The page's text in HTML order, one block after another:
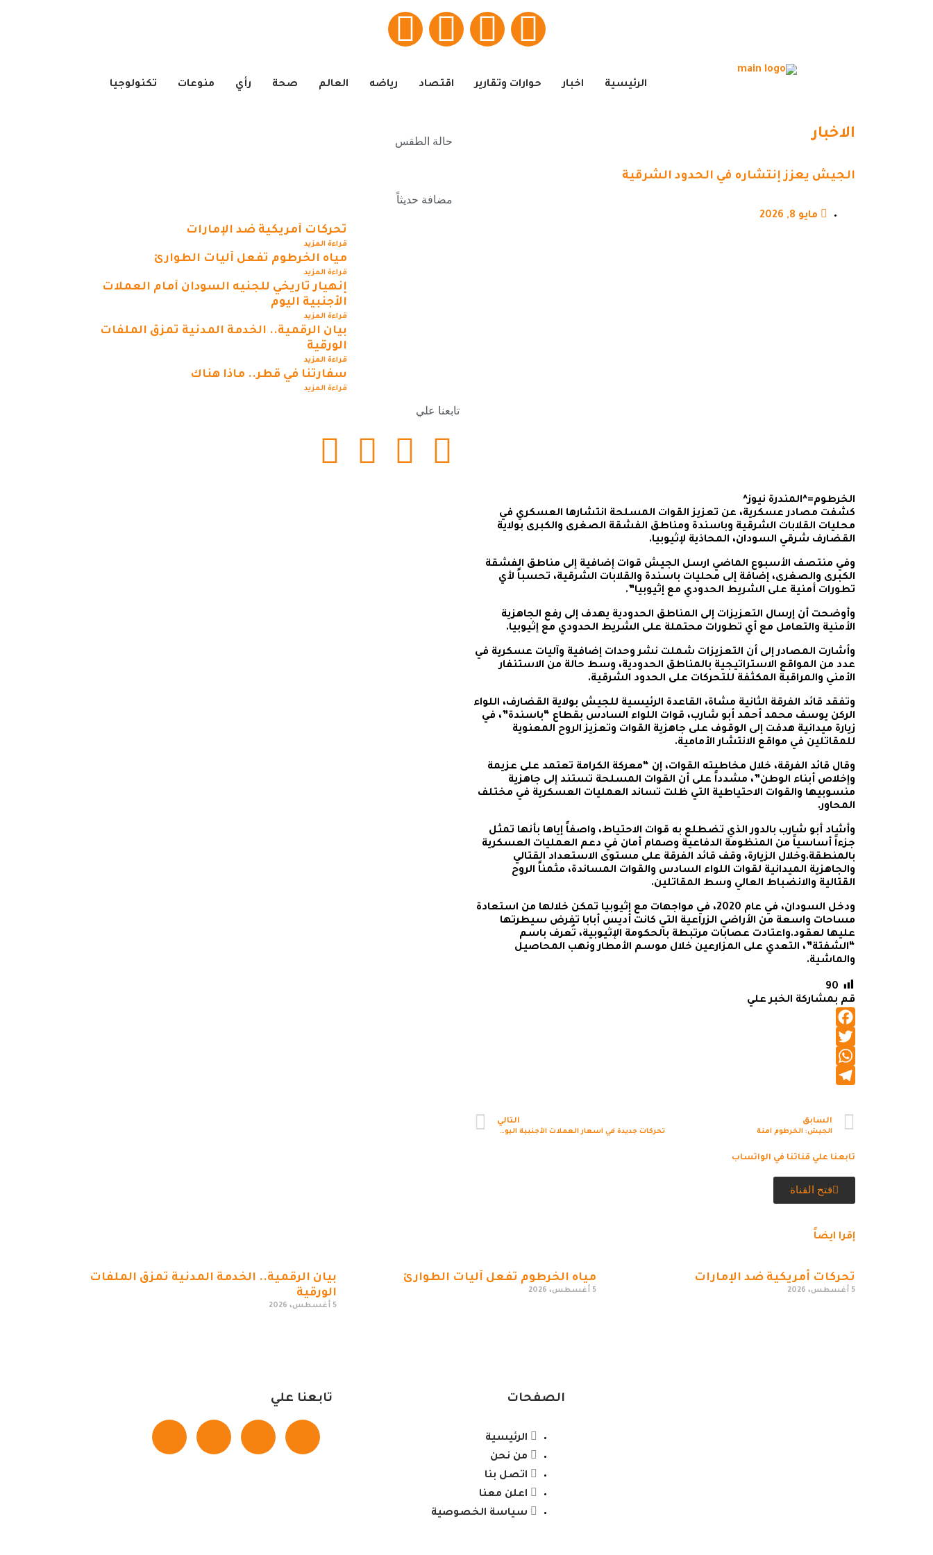
الرئيسية اخبار حوارات وتقارير اقتصاد رياضه العالم صحة رأي منوعات تكنولوجيا
الاخبار
الجيش يعزز إنتشاره في الحدود الشرقية
مايو 8, 2026
الخرطوم=^المندرة نيوز^
كشفت مصادر عسكرية، عن تعزيز القوات المسلحة انتشارها العسكري في
محليات القلابات الشرقية وباسندة ومناطق الفشقة الصغرى والكبرى بولاية
القضارف شرقي السودان، المحاذية لإثيوبيا.
وفي منتصف الأسبوع الماضي ارسل الجيش قوات إضافية إلى مناطق الفشقة
الكبرى والصغرى، إضافة إلى محليات باسندة والقلابات الشرقية، تحسباً لأي
تطورات أمنية على الشريط الحدودي مع إثيوبيا”.
وأوضحت أن إرسال التعزيزات إلى المناطق الحدودية يهدف إلى رفع الجاهزية
الأمنية والتعامل مع أي تطورات محتملة على الشريط الحدودي مع إثيوبيا.
وأشارت المصادر إلى أن التعزيزات شملت نشر وحدات إضافية وآليات عسكرية في
عدد من المواقع الاستراتيجية بالمناطق الحدودية، وسط حالة من الاستنفار
الأمني والمراقبة المكثفة للتحركات على الحدود الشرقية.
وتفقد قائد الفرقة الثانية مشاة، القاعدة الرئيسية للجيش بولاية القضارف، اللواء
الركن يوسف محمد أحمد أبو شارب، قوات اللواء السادس بقطاع “باسندة”، في
زيارة ميدانية هدفت إلى الوقوف على جاهزية القوات وتعزيز الروح المعنوية
للمقاتلين في مواقع الانتشار الأمامية.
وقال قائد الفرقة، خلال مخاطبته القوات، إن “معركة الكرامة تعتمد على عزيمة
وإخلاص أبناء الوطن”، مشدداً على أن القوات المسلحة تستند إلى جاهزية
منسوبيها والقوات الاحتياطية التي ظلت تساند العمليات العسكرية في مختلف
المحاور.
وأشاد أبو شارب بالدور الذي تضطلع به قوات الاحتياط، واصفاً إياها بأنها تمثل
جزءاً أساسياً من المنظومة الدفاعية وصمام أمان في دعم العمليات العسكرية
بالمنطقة.وخلال الزيارة، وقف قائد الفرقة على مستوى الاستعداد القتالي
والجاهزية الميدانية لقوات اللواء السادس والقوات المساندة، مثمناً الروح
القتالية والانضباط العالي وسط المقاتلين.
ودخل السودان، في عام 2020، في مواجهات مع إثيوبيا تمكن خلالها من استعادة
مساحات واسعة من الأراضي الزراعية التي كانت أديس أبابا تفرض سيطرتها
عليها لعقود.واعتادت عصابات مرتبطة بالحكومة الإثيوبية، تُعرف باسم
“الشفتة”، التعدي على المزارعين خلال موسم الأمطار ونهب المحاصيل
والماشية.
90
قم بمشاركة الخبر علي
Facebook
Twitter
WhatsApp
السابق
الجيش: الخرطوم آمنة
التالي
تحركات جديدة في أسعار العملات الأجنبية اليوم في السودان
تابعنا علي قناتنا في الواتساب
فتح القناة
حالة الطقس
مضافة حديثاً
تحركات أمريكية ضد الإمارات
قراءة المزيد
مياه الخرطوم تفعل آليات الطوارئ
قراءة المزيد
إنهيار تاريخي للجنيه السودان أمام العملات
الأجنبية اليوم
قراءة المزيد
بيان الرقمية.. الخدمة المدنية تمزق الملفات
الورقية
قراءة المزيد
سفارتنا في قطر.. ماذا هناك
قراءة المزيد
تابعنا علي
إقرا ايضاً
تحركات أمريكية ضد الإمارات
5 أغسطس، 2026
مياه الخرطوم تفعل آليات الطوارئ
5 أغسطس، 2026
بيان الرقمية.. الخدمة المدنية تمزق الملفات
الورقية
5 أغسطس، 2026
الصفحات
الرئيسية
من نحن
اتصل بنا
اعلن معنا
سياسة الخصوصية
تابعنا علي